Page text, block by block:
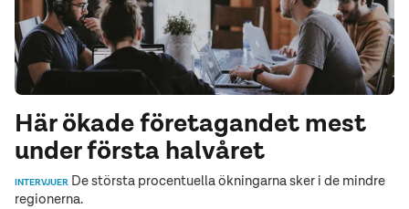
Här ökade företagandet mest
under första halvåret
INTERVJUER De största procentuella ökningarna sker i de mindre
regionerna.